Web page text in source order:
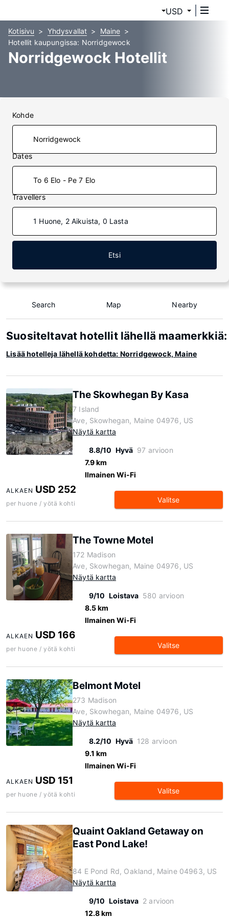
USD
Kotisivu Yhdysvallat
Maine
Hotellit kaupungissa: Norridgewock
Norridgewock Hotellit
Kohde
Dates
To 6 Elo - Pe 7 Elo
Travellers
1 Huone, 2 Aikuista, 0 Lasta
Etsi
Search Map Nearby
Suositeltavat hotellit lähellä
Lisää hotelleja lähellä kohdetta: Norridgewock, Maine
The Skowhegan By Kasa
7 Island
Ave, Skowhegan, Maine 04976, US
Näytä kartta
8.8/10 Hyvä 97 arvioon
7.9 km
Ilmainen Wi-Fi
ALKAEN USD 252
per huone / yötä kohti Valitse
The Towne Motel
172 Madison
Ave, Skowhegan, Maine 04976, US
Näytä kartta
9/10 Loistava 580 arvioon
8.5 km
Ilmainen Wi-Fi
ALKAEN USD 166
per huone / yötä kohti Valitse
Belmont Motel
273 Madison
Ave, Skowhegan, Maine 04976, US
Näytä kartta
8.2/10 Hyvä 128 arvioon
9.1 km
Ilmainen Wi-Fi
ALKAEN USD 151
per huone / yötä kohti Valitse
Quaint Oakland Getaway on
East Pond Lake!
84 E Pond Rd, Oakland, Maine 04963, US
Näytä kartta
9/10 Loistava 2 arvioon
12.8 km